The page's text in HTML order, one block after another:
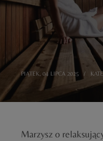
PIĄTEK, 04 LIPCA 2025 /
Marzysz o